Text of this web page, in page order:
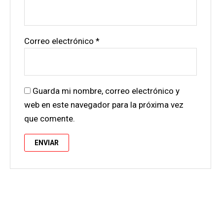
Correo electrónico*
Guarda mi nombre, correo electrónico y
web en este navegador para la próxima vez
que comente.